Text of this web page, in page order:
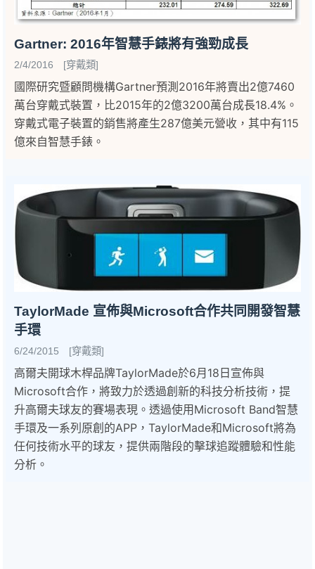
Gartner: 2016年智慧手錶將有強勁成長
2/4/2016 [穿戴類]
國際研究暨顧問機構Gartner預測2016年將賣出2億7460
萬台穿戴式裝置，比2015年的2億3200萬台成長18.4%。
穿戴式電子裝置的銷售將產生287億美元營收，其中有115
億來自智慧手錶。
TaylorMade 宣佈與Microsoft合作共同開發智慧
手環
6/24/2015 [穿戴類]
高爾夫開球木桿品牌TaylorMade於6月18日宣佈與
Microsoft合作，將致力於透過創新的科技分析技術，提
升高爾夫球友的賽場表現。透過使用Microsoft Band智慧
手環及一系列原創的APP，TaylorMade和Microsoft將為
任何技術水平的球友，提供兩階段的擊球追蹤體驗和性能
分析。